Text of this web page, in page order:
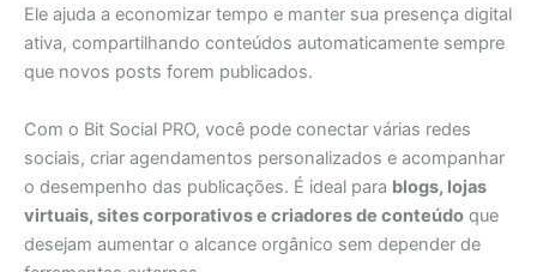
Ele ajuda a economizar tempo e manter sua presença digital
ativa, compartilhando conteúdos automaticamente sempre
que novos posts forem publicados.
Com o Bit Social PRO, você pode conectar várias redes
sociais, criar agendamentos personalizados e acompanhar
o desempenho das publicações. É ideal para blogs, lojas
virtuais, sites corporativos e criadores de conteúdo que
desejam aumentar o alcance orgânico sem depender de